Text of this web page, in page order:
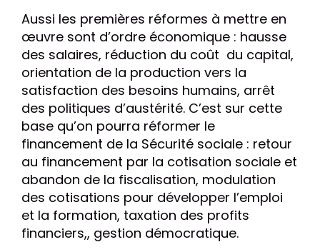
Aussi les premières réformes à mettre en
œuvre sont d’ordre économique : hausse
des salaires, réduction du coût du capital,
orientation de la production vers la
satisfaction des besoins humains, arrêt
des politiques d’austérité. C’est sur cette
base qu’on pourra réformer le
financement de la Sécurité sociale : retour
au financement par la cotisation sociale et
abandon de la fiscalisation, modulation
des cotisations pour développer l’emploi
et la formation, taxation des profits
financiers,, gestion démocratique.